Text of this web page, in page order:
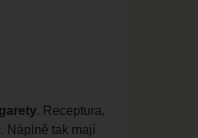
. Receptura,
. Náplně tak mají